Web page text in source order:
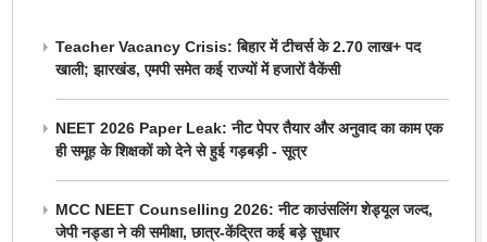
Teacher Vacancy Crisis: बिहार में टीचर्स के 2.70 लाख+ पद
खाली; झारखंड, एमपी समेत कई राज्यों में हजारों वैकेंसी
NEET 2026 Paper Leak: नीट पेपर तैयार और अनुवाद का काम एक
ही समूह के शिक्षकों को देने से हुई गड़बड़ी - सूत्र
MCC NEET Counselling 2026: नीट काउंसलिंग शेड्यूल जल्द,
जेपी नड्डा ने की समीक्षा, छात्र-केंद्रित कई बड़े सुधार